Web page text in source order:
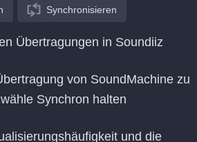
Synchronisieren
Übertragungen in Soundiiz
von SoundMachine zu
Synchron halten
und die